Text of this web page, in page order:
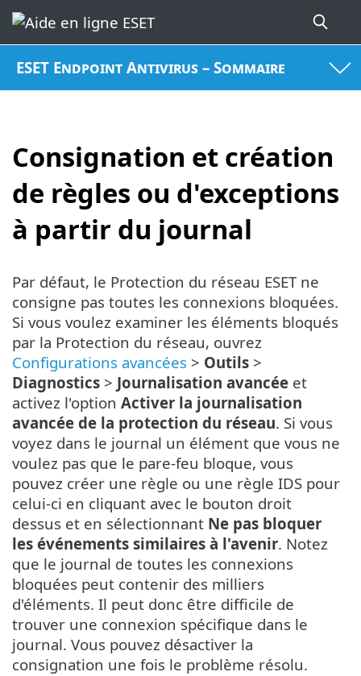
ESET Endpoint Antivirus – Sommaire
Consignation et création
de règles ou d'exceptions
à partir du journal
Par défaut, le Protection du réseau ESET ne
consigne pas toutes les connexions bloquées.
Si vous voulez examiner les éléments bloqués
par la Protection du réseau, ouvrez
Configurations avancées > Outils >
Diagnostics > Journalisation avancée et
activez l'option Activer la journalisation
avancée de la protection du réseau. Si vous
voyez dans le journal un élément que vous ne
voulez pas que le pare-feu bloque, vous
pouvez créer une règle ou une règle IDS pour
celui-ci en cliquant avec le bouton droit
dessus et en sélectionnant Ne pas bloquer
les événements similaires à l'avenir. Notez
que le journal de toutes les connexions
bloquées peut contenir des milliers
d'éléments. Il peut donc être difficile de
trouver une connexion spécifique dans le
journal. Vous pouvez désactiver la
consignation une fois le problème résolu.